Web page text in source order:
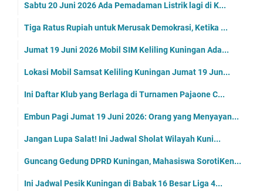
Sabtu 20 Juni 2026 Ada Pemadaman Listrik lagi di K...
Tiga Ratus Rupiah untuk Merusak Demokrasi, Ketika ...
Jumat 19 Juni 2026 Mobil SIM Keliling Kuningan Ada...
Lokasi Mobil Samsat Keliling Kuningan Jumat 19 Jun...
Ini Daftar Klub yang Berlaga di Turnamen Pajaone C...
Embun Pagi Jumat 19 Juni 2026: Orang yang Menyayan...
Jangan Lupa Salat! Ini Jadwal Sholat Wilayah Kuni...
Guncang Gedung DPRD Kuningan, Mahasiswa SorotiKen...
Ini Jadwal Pesik Kuningan di Babak 16 Besar Liga 4...